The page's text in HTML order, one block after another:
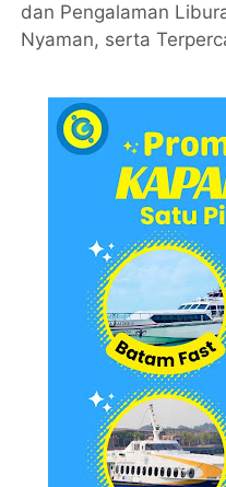
dan Pengalaman
Nyaman, serta